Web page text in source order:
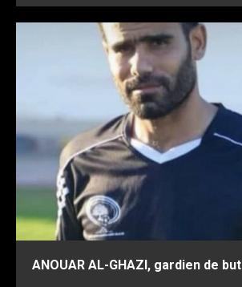
ANOUAR AL-GHAZI, gardien de but